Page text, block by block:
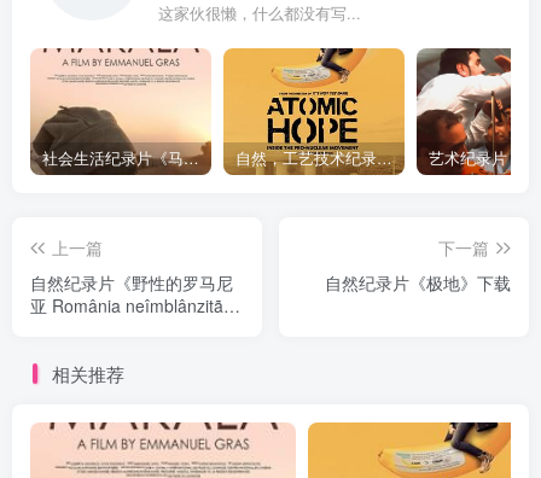
这家伙很懒，什么都没有写...
社会生活纪录片《马加拉 Makala》下载 自然，工艺技术纪录片《原子能的希望 Atomic Hope – Inside the Pro-Nuclear Movement》下载
上一篇
自然纪录片《野性的罗马尼
亚 România neîmblânzitã》
下一篇
自然纪录片《极地》下载
相关推荐